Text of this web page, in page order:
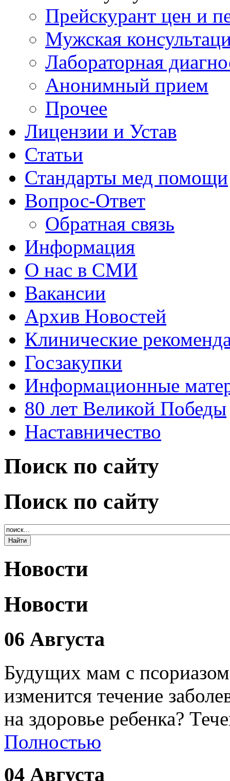
Прейскурант цен и
Мужская
Лабораторная
Анонимный прием
Прочее
Лицензии и Устав
Статьи
Стандарты мед помощи
Вопрос-Ответ
Обратная связь
Информация
О нас в СМИ
Вакансии
Архив Новостей
Клинические
Госзакупки
Информационные
80 лет Великой Победы
Наставничество
Поиск по сайту
Поиск по сайту
Новости
Новости
06 Августа
Будущих мам с
изменится течение
на здоровье ребенка?
Полностью
04 Августа